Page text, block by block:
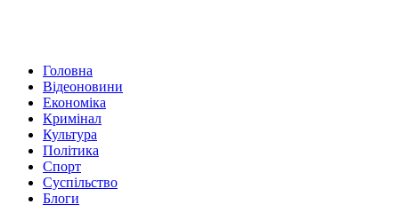
Головна
Відеоновини
Економіка
Кримінал
Культура
Політика
Спорт
Суспільство
Блоги